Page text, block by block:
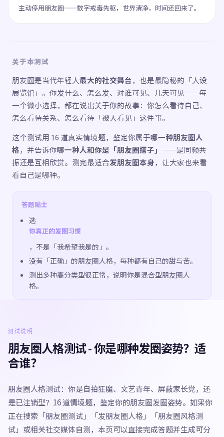
主动停用朋友圈——数字戒毒先驱，世界清净，时间还回来了。
关于本测试
朋友圈是当代年轻人最大的社交舞台，也是最隐秘的「人设
展览馆」。你发什么、怎么发、对谁可见、几天可见——每
一个微小选择，都在说出关于你的故事：你怎么看待自己、
怎么看待关系、怎么看待「被人看见」这件事。
这个测试用 16 道真实情境题，鉴定你属于哪一种朋友圈人
格，并告诉你哪一种人和你是「朋友圈搭子」 ——是同频共
振还是互相欣赏。测完最适合发朋友圈本身，让大家也来看
看自己是哪种。
答题贴士
选
你真正的发圈习惯
，不是「我希望我是的」。
没有「正确」的朋友圈人格，每种都有自己的甜与苦。
测出多种高分类型很正常，说明你是混合型朋友圈人
格。
测试说明
朋友圈人格测试 - 你是哪种发圈姿势？适
合谁？
朋友圈人格测试：你是自拍狂魔、文艺青年、屏蔽家长党，还
是已注销型？16 道情境题，鉴定你的朋友圈发圈姿势。如果你
正在搜索「朋友圈测试」「发朋友圈人格」「朋友圈风格测
试」或相关社交媒体自测，本页可以直接完成答题并生成可分